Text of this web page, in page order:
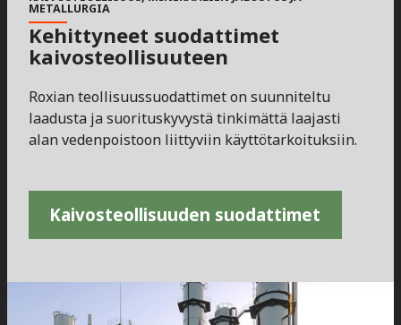
METALLURGIA
Kehittyneet suodattimet
kaivosteollisuuteen
Roxian teollisuussuodattimet on suunniteltu
laadusta ja suorituskyvystä tinkimättä laajasti
alan vedenpoistoon liittyviin käyttötarkoituksiin.
Kaivosteollisuuden suodattimet